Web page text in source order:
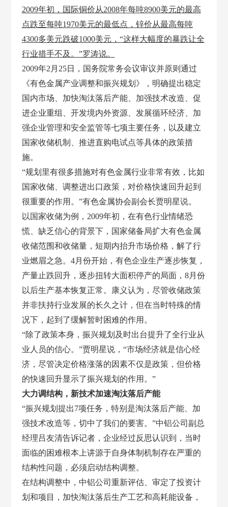
2009年初，国际铜价从2008年每吨8900美元的最高
点跌至每吨1970美元的最低点，锌价从最高每吨
4300多美元跌破1000美元，“这样大幅度的暴跌让全
行业措手不及。”罗涛说。
2009年2月25日，国务院常务会议审议并原则通过
《有色金属产业调整和振兴规划》，明确提出稳定
国内市场、加快淘汰落后产能、加强技术改造、促
进企业重组、开发境内外资源、发展循环经济、加
强企业管理和安全监管等七项主要任务，以及建立
国家收储机制、推进直购电试点等具体的政策措
施。
“规划里有很多措施对有色金属行业非常有效，比如
国家收储、调整进出口政策，对价格快速回升起到
很重要的作用。”有色金属协会副会长贾明星说。
以国家收储为例， 2009年初，在有色行业情绪恐
慌、缺乏信心的背景下，国家储备局扩大有色金属
收储范围和收储量，短期内抬升市场价格，解了行
业燃眉之急。4月份开始，有色企业生产逐步恢复，
产量止跌回升，逐步扭转大面积停产的局面，8月份
以后生产基本恢复正常。康义认为，尽管收储政策
并非扶持行业发展的长久之计，但在当时特殊的情
况下，起到了缓解暂时困难的作用。
“除了政策本身，振兴规划及时出台提升了全行业从
业人员的信心。”贾明星说，“市场经济就是信心经
济，尽管决定价格涨落的因素不仅是政策，但价格
的快速回升显示了振兴规划的作用。”
大力调结构，新技术加速淘汰落后产能
“振兴规划提出7项任务，特别是淘汰落后产能、加
强技术改造等，切中了我们的要害。”中铝公司副总
经理吕友清告诉记者，企业经过反思认识到，当时
面临的困难根本上讲源于自身体制机制存在严重的
结构性问题，必须启动结构调整。
在结构调整中，中铝公司重新评估、审定了投资计
划和项目，加快淘汰落后生产工艺和高耗能设备，